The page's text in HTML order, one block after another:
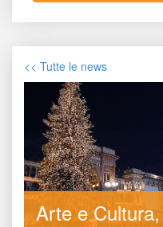
<< Tutte le new
Arte e Cultura